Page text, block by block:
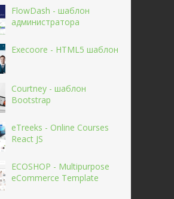
FlowDash - шаблон
администратора
Execoore - HTML5 шаблон
Courtney - шаблон
Bootstrap
eTreeks - Online Courses
React JS
ECOSHOP - Multipurpose
eCommerce Template